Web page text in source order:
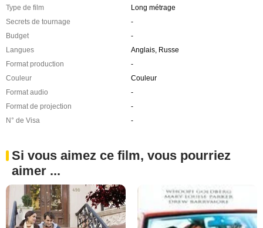
Type de film
Long métrage
Secrets de tournage
-
Budget
-
Langues
Anglais, Russe
Format production
-
Couleur
Couleur
Format audio
-
Format de projection
-
N° de Visa
-
Si vous aimez ce film, vous pourriez
aimer ...